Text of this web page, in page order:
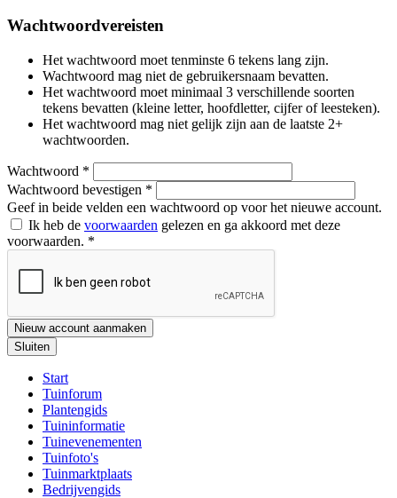
Wachtwoordvereisten
Het wachtwoord moet tenminste 6 tekens lang zijn.
Wachtwoord mag niet de gebruikersnaam bevatten.
Het wachtwoord moet minimaal 3 verschillende soorten
tekens bevatten (kleine letter, hoofdletter, cijfer of leesteken).
Het wachtwoord mag niet gelijk zijn aan de laatste 2+
wachtwoorden.
Wachtwoord *
Wachtwoord bevestigen *
Geef in beide velden een wachtwoord op voor het nieuwe account.
Ik heb de voorwaarden gelezen en ga akkoord met deze
voorwaarden. *
Nieuw account aanmaken
Sluiten
Start
Tuinforum
Plantengids
Tuininformatie
Tuinevenementen
Tuinfoto's
Tuinmarktplaats
Bedrijvengids